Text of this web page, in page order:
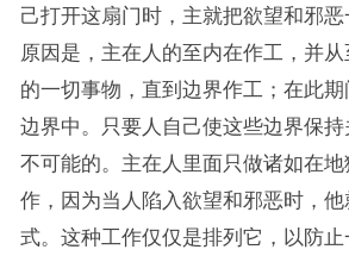
己打开这扇门时，主就把欲望和邪
原因是，主在人的至内在作工，并
的一切事物，直到边界作工；在此
边界中。只要人自己使这些边界保
不可能的。主在人里面只做诸如在
作，因为当人陷入欲望和邪恶时，
式。这种工作仅仅是排列它，以防